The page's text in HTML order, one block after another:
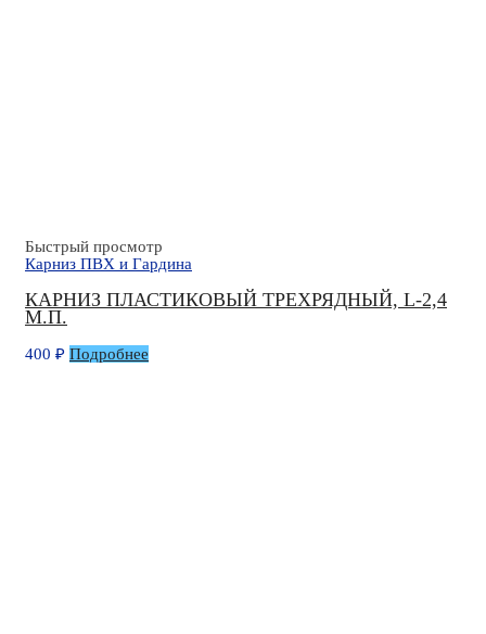
Быстрый просмотр
Карниз ПВХ и Гардина
КАРНИЗ ПЛАСТИКОВЫЙ ТРЕХРЯДНЫЙ, L-2,4
М.П.
400 ₽ Подробнее